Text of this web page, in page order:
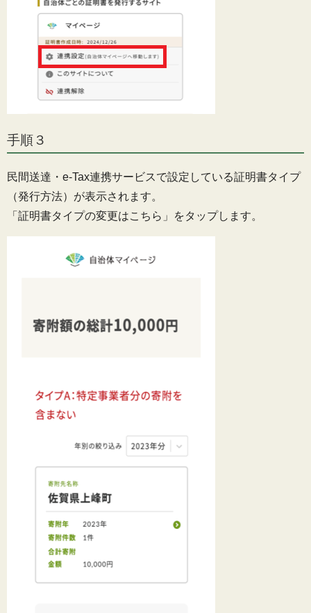
手順３
民間送達・e-Tax連携サービスで設定している証明書タイプ
（発行方法）が表示されます。
「証明書タイプの変更はこちら」をタップします。